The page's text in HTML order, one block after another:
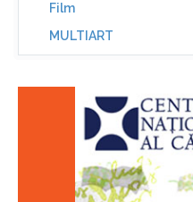
Film
MULTIART